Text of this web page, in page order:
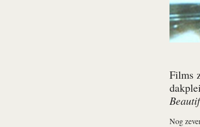
Films
Nog